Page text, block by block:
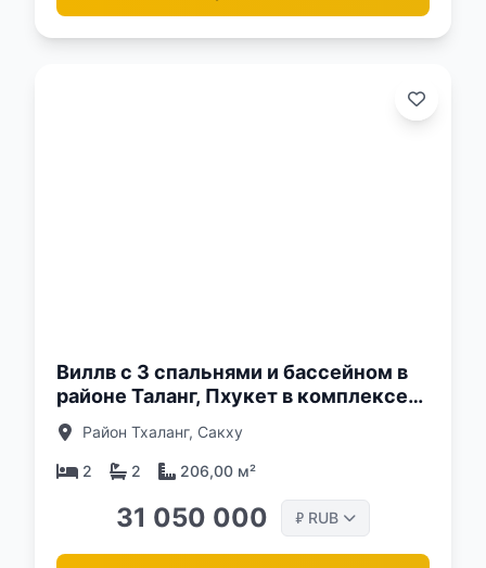
Виллв с 3 спальнями и бассейном в
районе Таланг, Пхукет в комплексе
Akara Pool Villa
Район Тхаланг, Сакху
2 2 206,00 м²
31 050 000 ₽ RUB